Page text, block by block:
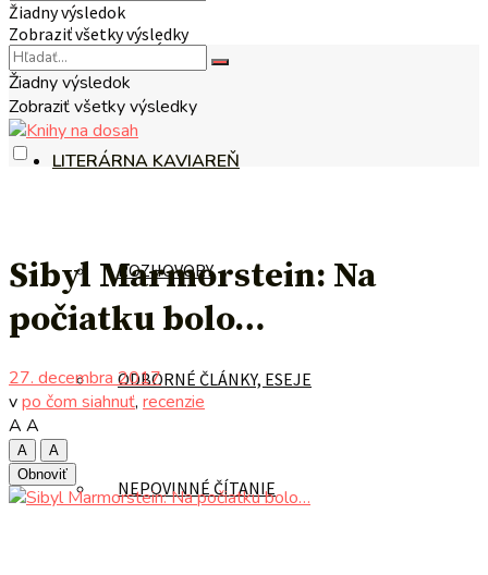
NA TÉMU
LITERÁRNA KAVIAREŇ
ROZHOVORY
ODBORNÉ ČLÁNKY, ESEJE
NEPOVINNÉ ČÍTANIE
Žiadny výsledok
Zobraziť všetky výsledky
Žiadny výsledok
Zobraziť všetky výsledky
Sibyl Marmorstein: Na
počiatku bolo…
27. decembra 2017
vpo čom siahnuť, recenzie
A A
A
A
Obnoviť